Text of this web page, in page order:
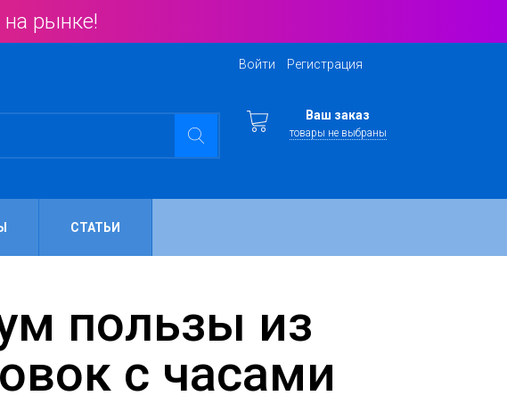
на рынке!
Войти Регистрация
Ваш заказ
товары не выбраны
СТАТЬИ
с часами